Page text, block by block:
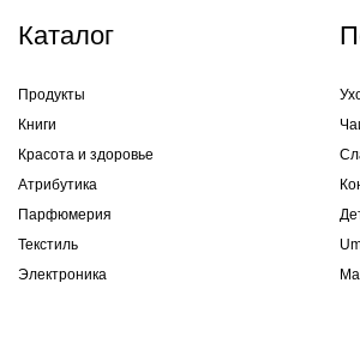
Каталог
Продукты
Книги
Красота и здоровье
Атрибутика
Парфюмерия
Текстиль
Электроника